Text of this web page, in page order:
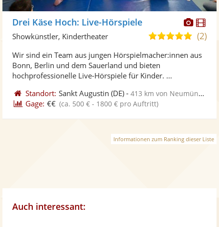
Fotos
Drei Käse Hoch: Live-Hörspiele
5,0
5
(2)
Showkünstler, Kindertheater
Wir sind ein Team aus jungen Hörspielmacher:innen aus
Bonn, Berlin und dem Sauerland und bieten
hochprofessionelle Live-Hörspiele für Kinder. ...
Standort: Sankt Augustin (DE) -413 km von Neumünster
Gage: €€ (ca. 500 € - 1800 € pro Auftritt)
Informationen zum Ranking dieser Liste
Auch interessant: